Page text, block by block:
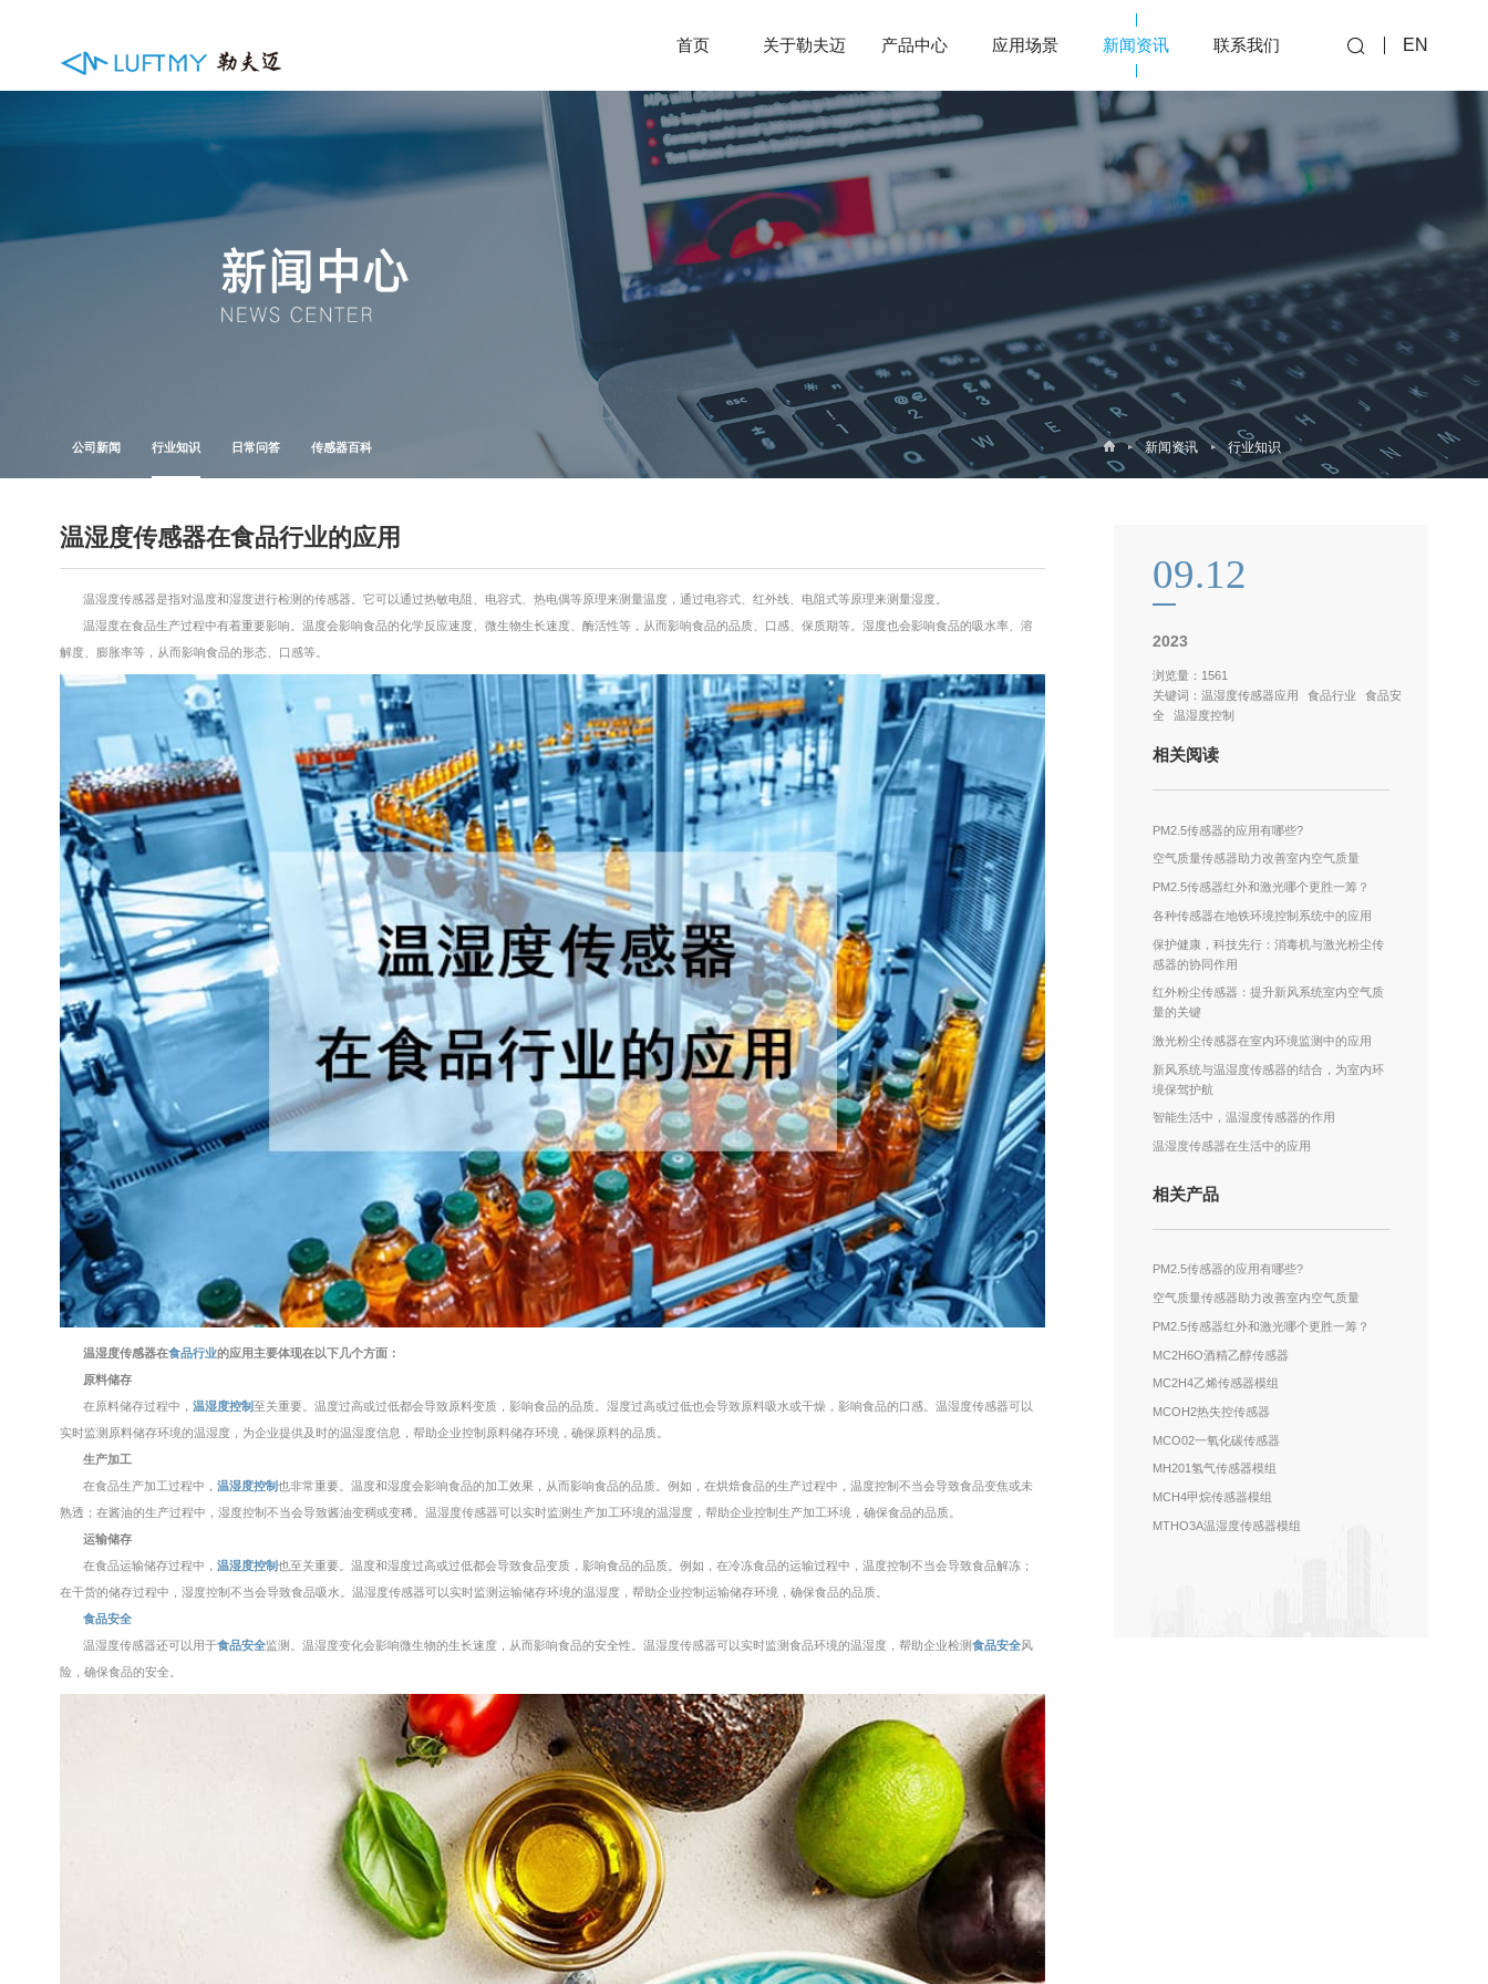
首页 关于勒夫迈 产品中心 应用场景 新闻资讯 联系我们 EN
公司新闻 行业知识 日常问答 传感器百科 新闻资讯 行业知识
温湿度传感器在食品行业的应用
温湿度传感器是指对温度和湿度进行检测的传感器。它可以通过热敏电阻、电容式、热电偶等原理来测量温度，通过电容式、红外线、电阻式等原理来测量湿度。
温湿度在食品生产过程中有着重要影响。温度会影响食品的化学反应速度、微生物生长速度、酶活性等，从而影响食品的品质、口感、保质期等。湿度也会影响食品的吸水率、溶
解度、膨胀率等，从而影响食品的形态、口感等。
温湿度传感器在食品行业的应用主要体现在以下几个方面：
原料储存
在原料储存过程中，温湿度控制 至关重要。温度过高或过低都会导致原料变质，影响食品的品质。湿度过高或过低也会导致原料吸水或干燥，影响食品的口感。温湿度传感器可以
实时监测原料储存环境的温湿度，为企业提供及时的温湿度信息，帮助企业控制原料储存环境，确保原料的品质。
生产加工
在食品生产加工过程中，温湿度控制也非常重要。温度和湿度会影响食品的加工效果，从而影响食品的品质。例如，在烘焙食品的生产过程中，温度控制不当会导致食品变焦或未
熟透；在酱油的生产过程中，湿度控制不当会导致酱油变稠或变稀。温湿度传感器可以实时监测生产加工环境的温湿度，帮助企业控制生产加工环境，确保食品的品质。
运输储存
在食品运输储存过程中，温湿度控制也至关重要。温度和湿度过高或过低都会导致食品变质，影响食品的品质。例如，在冷冻食品的运输过程中，温度控制不当会导致食品解冻；
在干货的储存过程中，湿度控制不当会导致食品吸水。温湿度传感器可以实时监测运输储存环境的温湿度，帮助企业控制运输储存环境，确保食品的品质。
食品安全
温湿度传感器还可以用于食品安全监测。温湿度变化会影响微生物的生长速度，从而影响食品的安全性。温湿度传感器可以实时监测食品环境的温湿度，帮助企业检测食品安全 风
险，确保食品的安全。
09.12
2023
浏览量：1561
关键词：温湿度传感器应用 食品行业
食品安
全
温湿度控制
相关阅读
PM2.5传感器的应用有哪些?
空气质量传感器助力改善室内空气质量
PM2.5传感器红外和激光哪个更胜一筹？
各种传感器在地铁环境控制系统中的应用
保护健康，科技先行：消毒机与激光粉尘传
感器的协同作用
红外粉尘传感器：提升新风系统室内空气质
量的关键
激光粉尘传感器在室内环境监测中的应用
新风系统与温湿度传感器的结合，为室内环
境保驾护航
智能生活中，温湿度传感器的作用
温湿度传感器在生活中的应用
相关产品
PM2.5传感器的应用有哪些?
空气质量传感器助力改善室内空气质量
PM2.5传感器红外和激光哪个更胜一筹？
MC2H6O酒精乙醇传感器
MC2H4乙烯传感器模组
MCOH2热失控传感器
MCO02一氧化碳传感器
MH201氢气传感器模组
MCH4甲烷传感器模组
MTHO3A温湿度传感器模组